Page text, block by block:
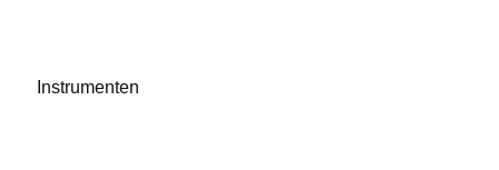
Instrumenten